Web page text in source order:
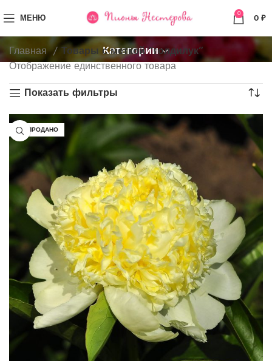
МЕНЮ 0 0 ₽
Категории
Главная
Товары с меткой “голдилук”
Отображение единственного товара
Показать фильтры
РАСПРОДАНО